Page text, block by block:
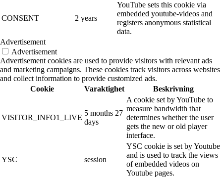
CONSENT 2 years
YouTube sets this cookie via
embedded youtube-videos and
registers anonymous statistical
data.
Advertisement
Advertisement
Advertisement cookies are used to provide visitors with relevant ads
and marketing campaigns. These cookies track visitors across websites
and collect information to provide customized ads.
Cookie
Varaktighet Beskrivning
VISITOR_INFO1_LIVE
5 months 27
days
A cookie set by YouTube to
measure bandwidth that
determines whether the user
gets the new or old player
interface.
YSC session
YSC cookie is set by Youtube
and is used to track the views
of embedded videos on
Youtube pages.